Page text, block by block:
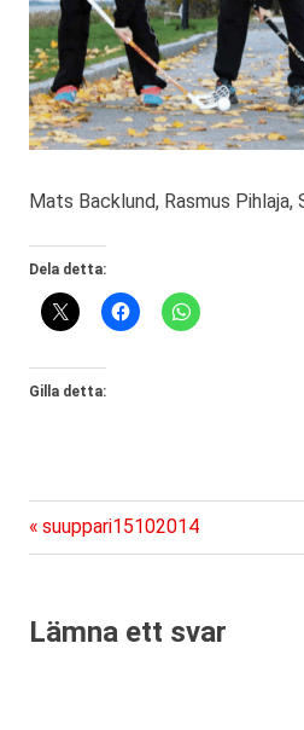
Mats Backlund, Rasmus Pihlaja,
Dela detta:
Gilla detta:
Inläggsnavigering
Föregående
inlägg:
suuppari15102014
Lämna ett svar